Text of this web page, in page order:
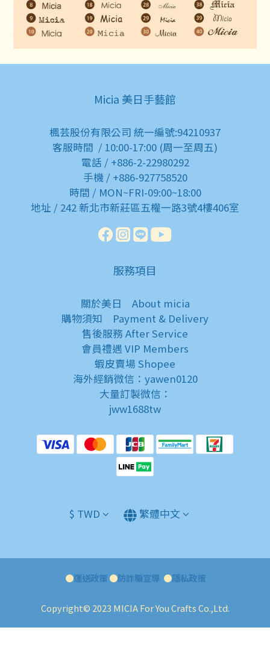
Micia 美日手藝館
楓芸股份有限公司 統一編號:94210937
客服時間 / 10:00-17:00 (周一至周五)
電話 / +886-2-22980292
手機 / +886-927758520
時間 / MON~FRI-09:00~18:00
地址 / 242 新北市新莊區五權一路3號4樓406室
服務項目
關於美日 About micia
購物須知 Payment & Delivery
售後服務 After Service
會員禮遇 VIP Members
蝦皮賣場 Shopee
海外經銷微信：yawen0120
大量訂製微信：
jww1688tw
$ TWD 繁體中文
●運送政策●防詐騙宣導●隱私政策
Copyright© 2023 MICIA For You Crafts Co.,Ltd.